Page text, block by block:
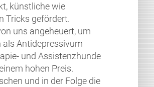
künstliche wie
Tricks gefördert.
uns angeheuert, um
als Antidepressivum
und Assistenzhunde
hohen Preis.
und in der Folge die